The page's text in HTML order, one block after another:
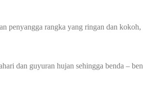
penyangga rangka yang ringan dan
dan guyuran hujan sehingga benda –